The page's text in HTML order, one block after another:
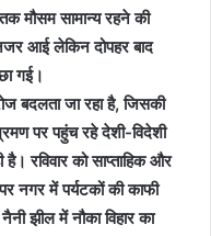
मौसम सामान्य रहने की
आई लेकिन दोपहर बाद
गई।
बदलता जा रहा है, जिसकी
पर पहुंच रहे देशी-विदेशी
है। रविवार को साप्ताहिक और
नगर में पर्यटकों की काफी
झील में नौका विहार का